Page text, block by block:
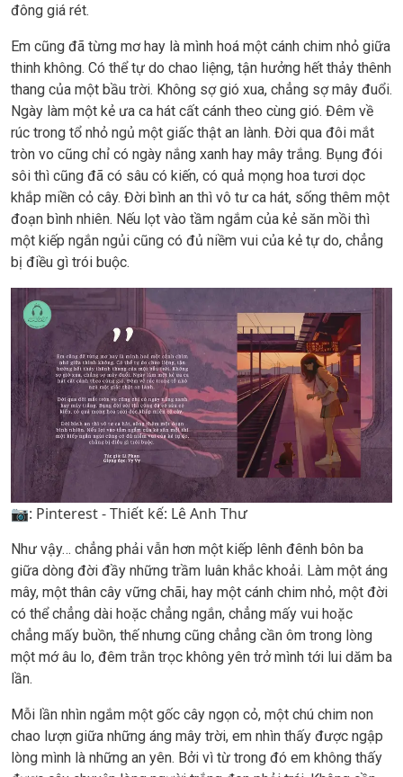
đông giá rét.
Em cũng đã từng mơ hay là mình hoá một cánh chim nhỏ giữa
thinh không. Có thể tự do chao liệng, tận hưởng hết thảy thênh
thang của một bầu trời. Không sợ gió xua, chẳng sợ mây đuổi.
Ngày làm một kẻ ưa ca hát cất cánh theo cùng gió. Đêm về
rúc trong tổ nhỏ ngủ một giấc thật an lành. Đời qua đôi mắt
tròn vo cũng chỉ có ngày nắng xanh hay mây trắng. Bụng đói
sôi thì cũng đã có sâu có kiến, có quả mọng hoa tươi dọc
khắp miền cỏ cây. Đời bình an thì vô tư ca hát, sống thêm một
đoạn bình nhiên. Nếu lọt vào tầm ngắm của kẻ săn mồi thì
một kiếp ngắn ngủi cũng có đủ niềm vui của kẻ tự do, chẳng
bị điều gì trói buộc.
📷: Pinterest - Thiết kế: Lê Anh Thư
Như vậy… chẳng phải vẫn hơn một kiếp lênh đênh bôn ba
giữa dòng đời đầy những trầm luân khắc khoải. Làm một áng
mây, một thân cây vững chãi, hay một cánh chim nhỏ, một đời
có thể chẳng dài hoặc chẳng ngắn, chẳng mấy vui hoặc
chẳng mấy buồn, thế nhưng cũng chẳng cần ôm trong lòng
một mớ âu lo, đêm trằn trọc không yên trở mình tới lui dăm ba
lần.
Mỗi lần nhìn ngắm một gốc cây ngọn cỏ, một chú chim non
chao lượn giữa những áng mây trời, em nhìn thấy được ngập
lòng mình là những an yên. Bởi vì từ trong đó em không thấy